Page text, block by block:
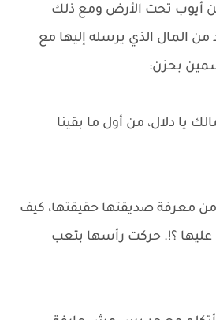
أيوب تحت الأرض ومع ذلك
المال الذي يرسله إليها مع
بحزن:
يا دلال، من أول ما بقينا
معرفة صديقتها حقيقتها، كيف
عليها ؟!. حركت رأسها بتعب